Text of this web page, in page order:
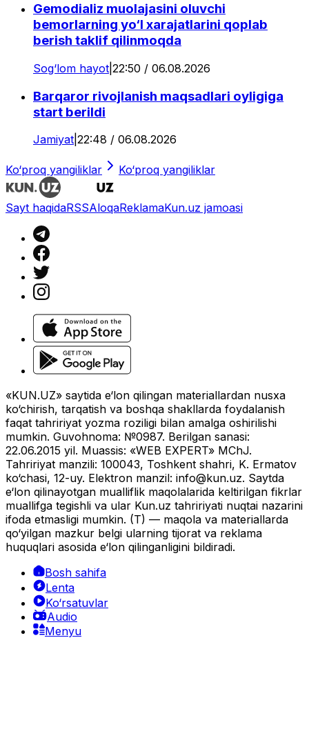
Gemodializ muolajasini oluvchi
bemorlarning yo‘l xarajatlarini qoplab
berish taklif qilinmoqda
Sog‘lom hayot 22:50 / 06.08.2026
Barqaror rivojlanish maqsadlari oyligiga
start berildi
Jamiyat 22:48 / 06.08.2026
Ko‘proq yangiliklar Ko‘proq yangiliklar
Sayt haqidaRSSAloqaReklamaKun.uz jamoasi
«KUN.UZ» saytida e‘lon qilingan materiallardan nusxa
ko‘chirish, tarqatish va boshqa shakllarda foydalanish
faqat tahririyat yozma roziligi bilan amalga oshirilishi
mumkin. Guvohnoma: №0987. Berilgan sanasi:
22.06.2015 yil. Muassis: «WEB EXPERT» MChJ.
Tahririyat manzili: 100043, Toshkent shahri, K. Ermatov
ko‘chasi, 12-uy. Elektron manzil: info@kun.uz. Saytda
e‘lon qilinayotgan mualliflik maqolalarida keltirilgan fikrlar
muallifga tegishli va ular Kun.uz tahririyati nuqtai nazarini
ifoda etmasligi mumkin. (T) — maqola va materiallarda
qo‘yilgan mazkur belgi ularning tijorat va reklama
huquqlari asosida e‘lon qilinganligini bildiradi.
Bosh sahifa
Lenta
Ko‘rsatuvlar
Audio
Menyu